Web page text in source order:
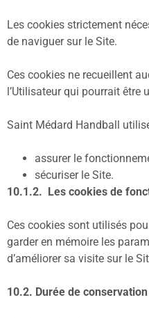
Les cookies strictement
de naviguer sur le Site.
Ces cookies ne recueillent
l’Utilisateur qui pourrait être
Saint Médard Handball
assurer le
sécuriser le Site.
10.1.2. Les cookies de
Ces cookies sont utilisés
garder en mémoire les
d’améliorer sa visite sur le
10.2. Durée de